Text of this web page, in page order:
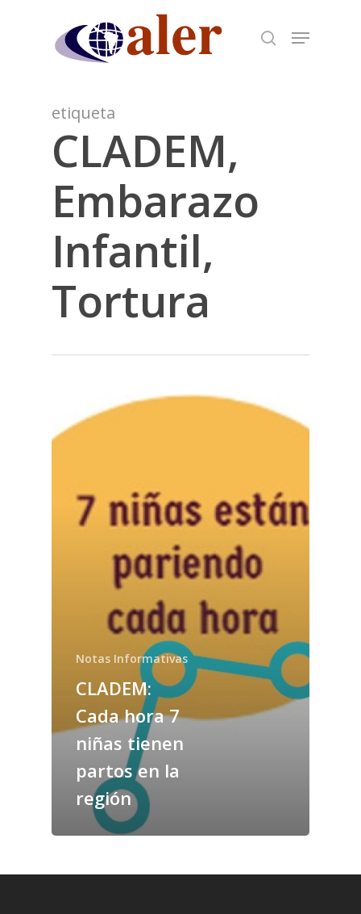
etiqueta
CLADEM,
Embarazo
Infantil,
Tortura
Notas Informativas
CLADEM:
Cada hora 7
niñas tienen
partos en la
región